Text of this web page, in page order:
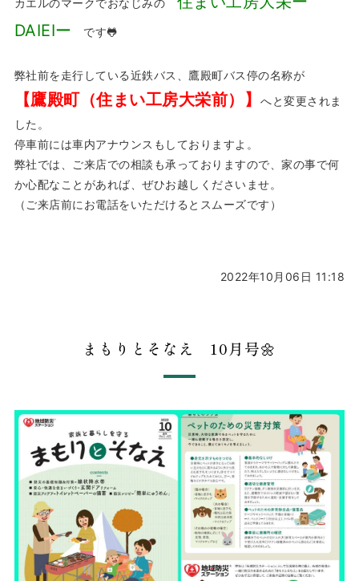
カエルのマークでおなじみの
DAIEIー
です🐸
弊社前を走行している近鉄バス、鷹殿町バス停の名称が
【鷹殿町（住まい工房大栄前）】へと変更されま
した。
停車前には車内アナウンスもしておりますよ。
弊社では、ご来店での相談も承っておりますので、家の事で何
か心配なことがあれば、ぜひお越しくださいませ。
（ご来店前にお電話をいただけるとスムーズです）
2022年10月06日 11:18
まもりとそなえ 10月号🌼